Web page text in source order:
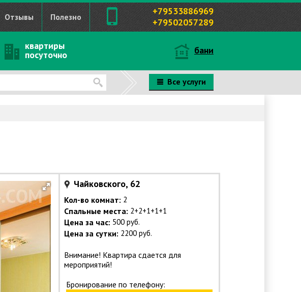
Отзывы Полезно
+79533886969
+79502057289
квартиры
посуточно бани
Все услуги
Чайковского, 62
Кол-во комнат: 2
Спальные места: 2+2+1+1+1
Цена за час: 500 руб.
Цена за сутки: 2200 руб.
Внимание! Квартира сдается для
мероприятий!
Бронирование по телефону: